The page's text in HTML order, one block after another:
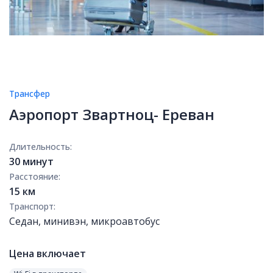
Трансфер
Аэропорт Звартноц- Ереван
Длительность:
30 минут
Расстояние:
15 км
Транспорт:
Седан, минивэн, микроавтобус
Цена включает